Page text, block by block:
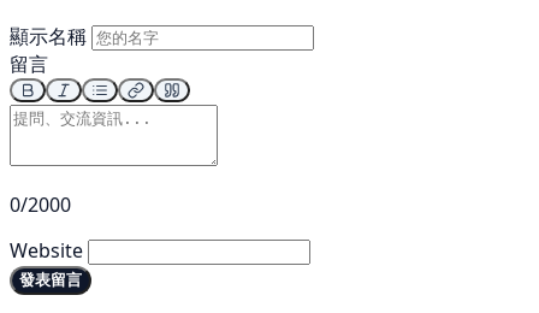
顯示名稱
留言
0/2000
Website
發表留言